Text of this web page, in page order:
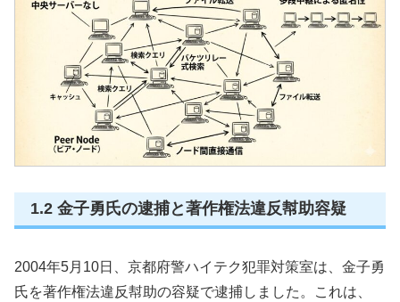
1.2 金子勇氏の逮捕と著作権法違反幇助容疑
2004年5月10日、京都府警ハイテク犯罪対策室は、金子勇
氏を著作権法違反幇助の容疑で逮捕しました。これは、